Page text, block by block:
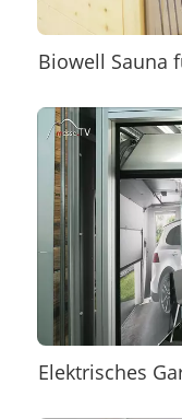
Biowell Sauna
Elektrisches